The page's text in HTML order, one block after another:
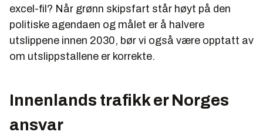
excel-fil? Når grønn skipsfart står høyt på den
politiske agendaen og målet er å halvere
utslippene innen 2030, bør vi også være opptatt av
om utslippstallene er korrekte.
Innenlands trafikk er Norges
ansvar